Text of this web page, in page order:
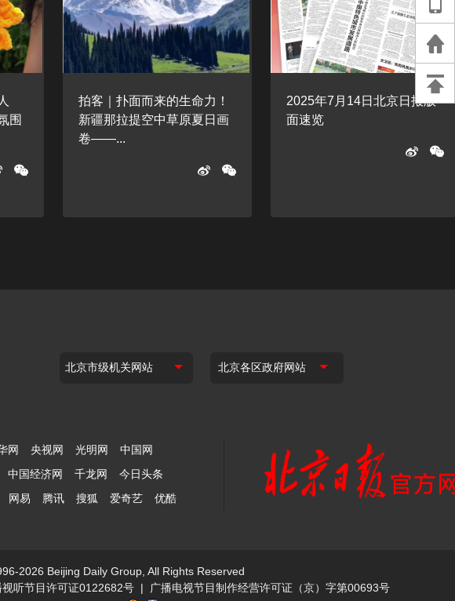
重庆一高校学生
死，官方通报：
刑案，网传遗体
等信息不实
围
拍客｜扑面而来的生命力！
新疆那拉提空中草原夏日画
卷——...
2025年7月14日北京日报版
面速览
网 央视网 光明网
中国网
中国经济网 千龙网
今日头条
网易 腾讯 搜狐 爱奇艺 优酷
2026 Beijing Daily Group, All Rights Reserved
听节目许可证0122682号 |
广播电视节目制作经营许可证（京）字第00693号